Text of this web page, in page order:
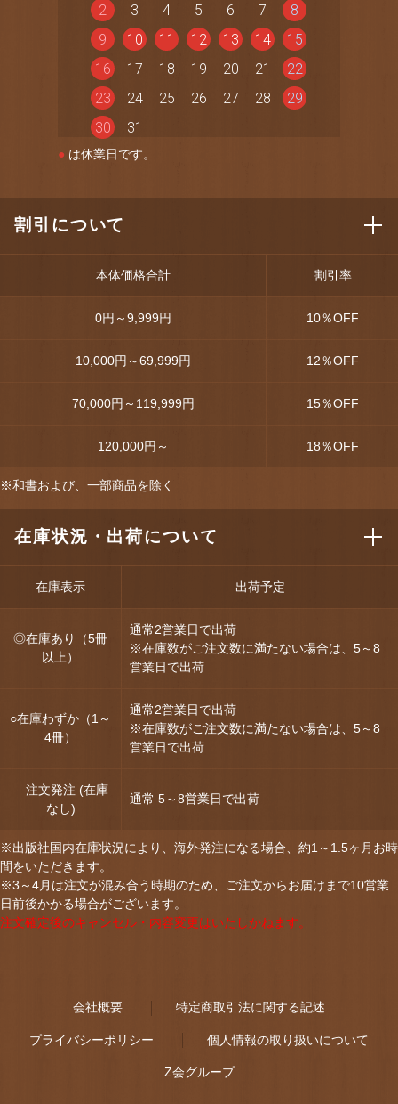
2
3 4 5 6 7
8
9
10 11 12 13 14
15
16
17 18 19 20 21
22
23
24 25 26 27 28
29
30
31
● は休業日です。
割引について
本体価格合計 割引率
0円～9,999円 10％OFF
10,000円～69,999円 12％OFF
70,000円～119,999円 15％OFF
120,000円～ 18％OFF
※和書および、一部商品を除く
在庫状況・出荷について
在庫表示 出荷予定
◎在庫あり（5冊
以上）
通常2営業日で出荷
※在庫数がご注文数に満たない場合は、5～8
営業日で出荷
○在庫わずか（1～
4冊）
通常2営業日で出荷
※在庫数がご注文数に満たない場合は、5～8
営業日で出荷
注文発注 (在庫
なし)
通常 5～8営業日で出荷
※出版社国内在庫状況により、海外発注になる場合、約1～1.5ヶ月お時
間をいただきます。
※3～4月は注文が混み合う時期のため、ご注文からお届けまで10営業
日前後かかる場合がございます。
注文確定後のキャンセル・内容変更はいたしかねます。
会社概要 特定商取引法に関する記述
プライバシーポリシー 個人情報の取り扱いについて
Z会グループ